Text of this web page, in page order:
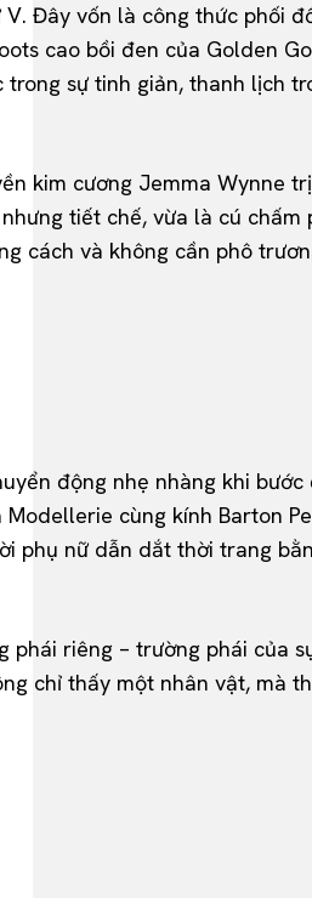
Đây vốn là công thức phối
cao bồi đen của Golden
sự tinh giản, thanh lịch
kim cương Jemma Wynne
tiết chế, vừa là cú chấm
cách và không cần phô
động nhẹ nhàng khi bước
cùng kính Barton
phụ nữ dẫn dắt thời trang
phái riêng – trường phái của
chỉ thấy một nhân vật, mà